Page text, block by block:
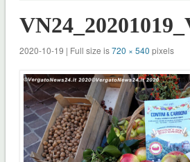
2020-10-19 | Full size is720 × 540 pixels